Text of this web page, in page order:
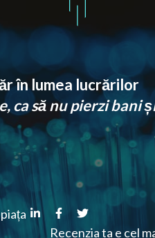
în lumea lucrărilor
ca să nu pierzi bani
Recenzia ta e cel